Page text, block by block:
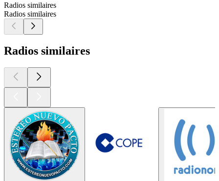
Radios similaires
Radios similaires
Radios similaires